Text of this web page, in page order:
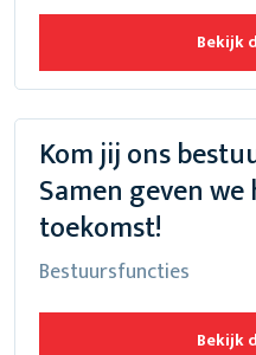
Bekijk
Kom jij ons
Samen geven
toekomst!
Bestuursfuncties
Bekijk